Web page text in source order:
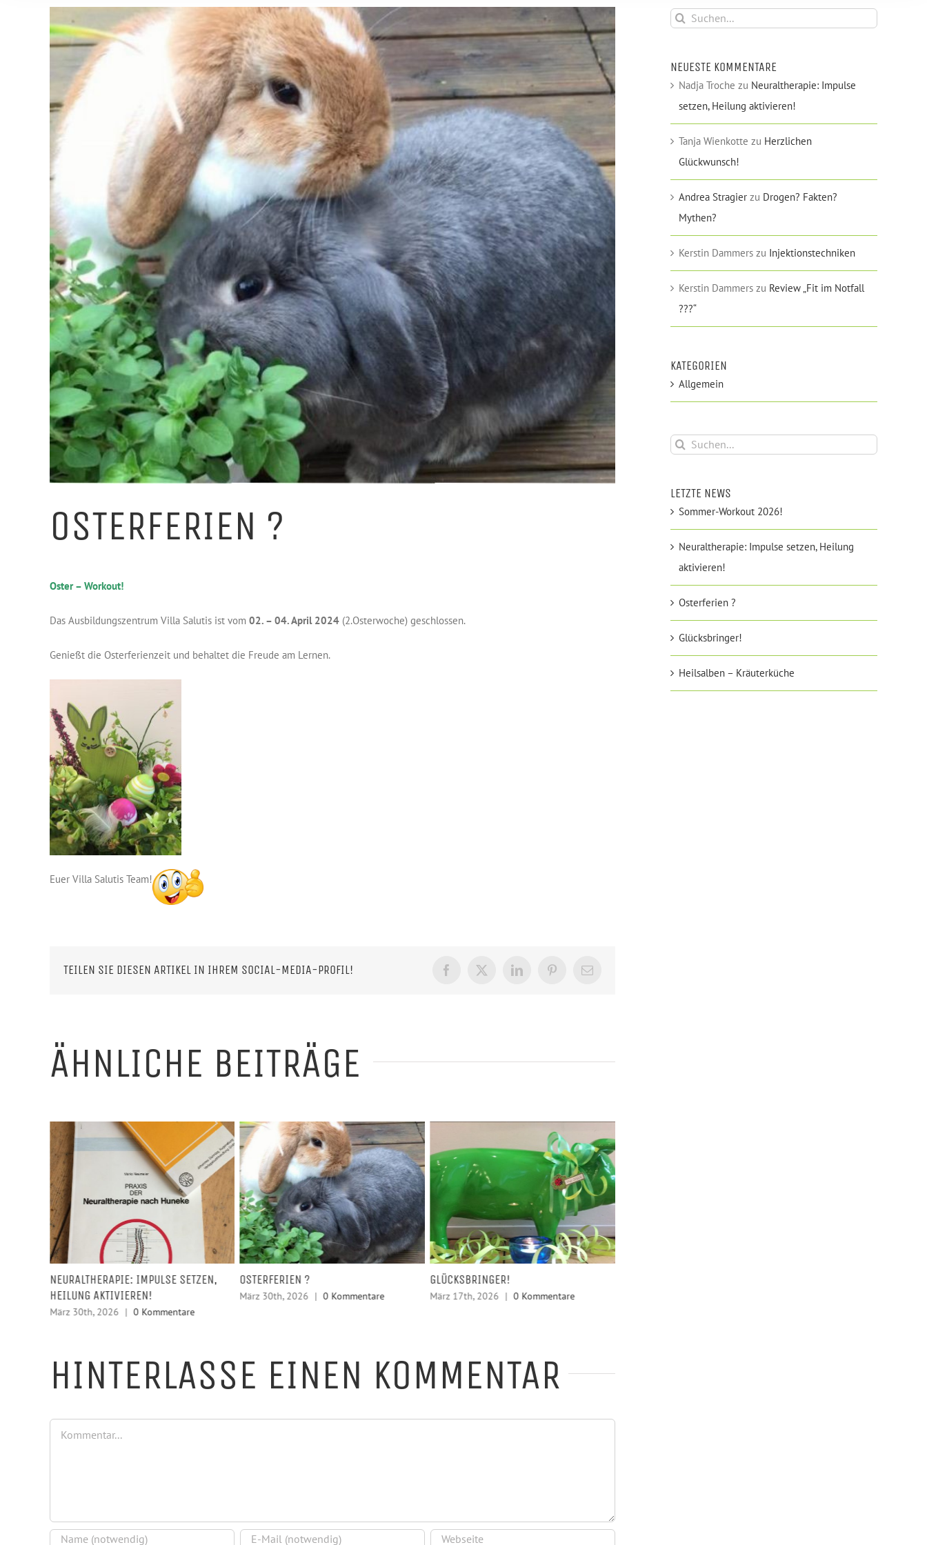
grösseres
OSTERFERIEN ?
Oster – Workout!
Das Ausbildungszentrum Villa Salutis ist vom 02. – 04. April 2024 (2.Osterwoche) geschlossen.
Genießt die Osterferienzeit und behaltet die Freude am Lernen.
Euer Villa Salutis Team!
TEILEN SIE DIESEN ARTIKEL IN IHREM SOCIAL-MEDIA-PROFIL! Facebook
X LinkedInPinterest
E-
ÄHNLICHE BEITRÄGE
NEURALTHERAPIE: IMPULSE SETZEN,
HEILUNG AKTIVIEREN!
März 30th, 2026 | 0 Kommentare
OSTERFERIEN ?
März 30th, 2026 | 0 Kommentare
GLÜCKSBRINGER!
März 17th, 2026 | 0 Kommentare
HINTERLASSE EINEN KOMMENTAR
Kommentar
Suche
NEUESTE KOMMENTARE
Nadja Troche zu Neuraltherapie: Impulse
setzen, Heilung aktivieren!
Tanja Wienkotte zu Herzlichen
Glückwunsch!
Andrea Stragier zu Drogen? Fakten?
Mythen?
Kerstin Dammers zu Injektionstechniken
Kerstin Dammers zu Review „Fit im Notfall
???“
KATEGORIEN
Allgemein
Suche
LETZTE NEWS
Sommer-Workout 2026!
Neuraltherapie: Impulse setzen, Heilung
aktivieren!
Osterferien ?
Glücksbringer!
Heilsalben – Kräuterküche